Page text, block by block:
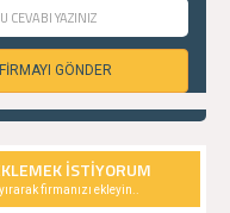
GÖNDER
İSTİYORUM
firmanızı ekleyin..